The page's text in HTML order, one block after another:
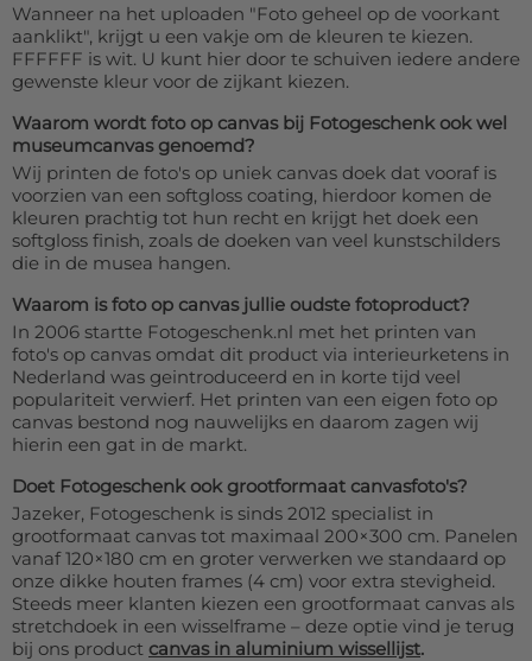
Wanneer na het uploaden "Foto geheel op de voorkant
aanklikt", krijgt u een vakje om de kleuren te kiezen.
FFFFFF is wit. U kunt hier door te schuiven iedere andere
gewenste kleur voor de zijkant kiezen.
Waarom wordt foto op canvas bij Fotogeschenk ook wel
museumcanvas genoemd?
Wij printen de foto's op uniek canvas doek dat vooraf is
voorzien van een softgloss coating, hierdoor komen de
kleuren prachtig tot hun recht en krijgt het doek een
softgloss finish, zoals de doeken van veel kunstschilders
die in de musea hangen.
Waarom is foto op canvas jullie oudste fotoproduct?
In 2006 startte Fotogeschenk.nl met het printen van
foto's op canvas omdat dit product via interieurketens in
Nederland was geintroduceerd en in korte tijd veel
populariteit verwierf. Het printen van een eigen foto op
canvas bestond nog nauwelijks en daarom zagen wij
hierin een gat in de markt.
Doet Fotogeschenk ook grootformaat canvasfoto's?
Jazeker, Fotogeschenk is sinds 2012 specialist in
grootformaat canvas tot maximaal 200×300 cm. Panelen
vanaf 120×180 cm en groter verwerken we standaard op
onze dikke houten frames (4 cm) voor extra stevigheid.
Steeds meer klanten kiezen een grootformaat canvas als
stretchdoek in een wisselframe – deze optie vind je terug
bij ons product canvas in aluminium wissellijst.